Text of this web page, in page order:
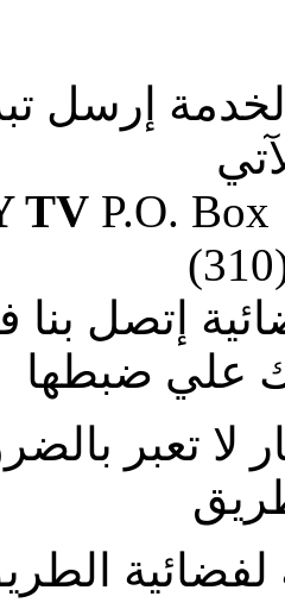
إرسل
TVP.O. Box
إتصل بنا
علي ضبطها
لا تعبر